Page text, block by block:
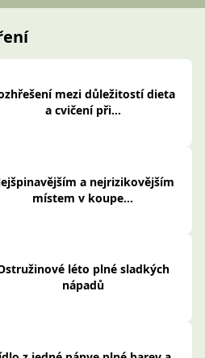
mezi důležitostí dieta
a cvičení při...
a nejrizikovějším
místem v koupe...
léto plné sladkých
nápadů